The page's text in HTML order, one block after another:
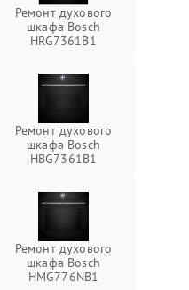
Ремонт духового
шкафа Bosch
HRG7361B1
Ремонт духового
шкафа Bosch
HBG7361B1
Ремонт духового
шкафа Bosch
HMG776NB1